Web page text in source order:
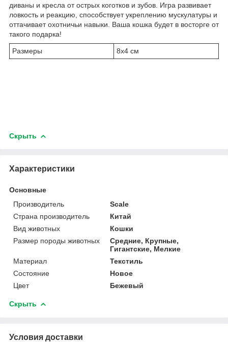
диваны и кресла от острых коготков и зубов. Игра развивает
ловкость и реакцию, способствует укреплению мускулатуры и
оттачивает охотничьи навыки. Ваша кошка будет в восторге от
такого подарка!
Размеры 8х4 см
Скрыть
Характеристики
Основные
Производитель
Scale
Страна производитель
Китай
Вид животных
Кошки
Размер породы животных
Средние, Крупные,
Гигантские, Мелкие
Материал
Текстиль
Состояние
Новое
Цвет
Бежевый
Скрыть
Условия доставки